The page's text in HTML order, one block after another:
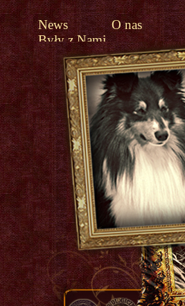
News O nas
Były z Nami
Linki